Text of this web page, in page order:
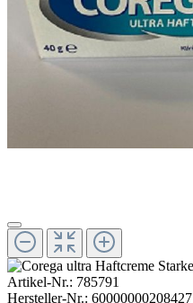
Artikel-Nr.: 785791
Hersteller-Nr.: 60000000208427